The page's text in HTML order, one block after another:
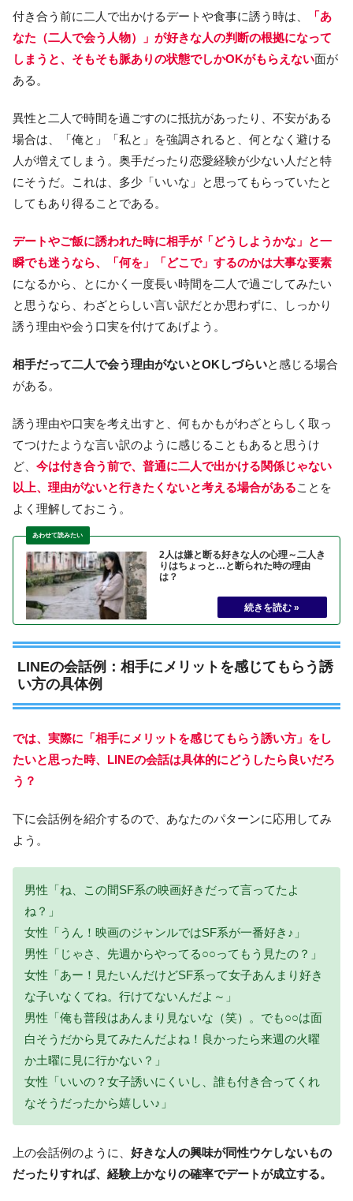
付き合う前に二人で出かけるデートや食事に誘う時は、
「あ
なた（二人で会う人物）」が好きな人の判断の根拠になって
しまうと、そもそも脈ありの状態でしかOKがもらえない面が
ある。
異性と二人で時間を過ごすのに抵抗があったり、不安がある
場合は、「俺と」「私と」を強調されると、何となく避ける
人が増えてしまう。奥手だったり恋愛経験が少ない人だと特
にそうだ。これは、多少「いいな」と思ってもらっていたと
してもあり得ることである。
デートやご飯に誘われた時に相手が「どうしようかな」と一
瞬でも迷うなら、「何を」「どこで」するのかは大事な要素
になるから、とにかく一度長い時間を二人で過ごしてみたい
と思うなら、わざとらしい言い訳だとか思わずに、しっかり
誘う理由や会う口実を付けてあげよう。
相手だって二人で会う理由がないとOKしづらいと感じる場合
がある。
誘う理由や口実を考え出すと、何もかもがわざとらしく取っ
てつけたような言い訳のように感じることもあると思うけ
ど、 今は付き合う前で、普通に二人で出かける関係じゃない
以上、理由がないと行きたくないと考える場合があることを
よく理解しておこう。
2人は嫌と断る好きな人の心理～二人き
りはちょっと…と断られた時の理由
は？
LINEの会話例：相手にメリットを感じてもらう誘
い方の具体例
では、実際に「相手にメリットを感じてもらう誘い方」をし
たいと思った時、LINEの会話は具体的にどうしたら良いだろ
う？
下に会話例を紹介するので、あなたのパターンに応用してみ
よう。
男性「ね、この間SF系の映画好きだって言ってたよ
ね？」
女性「うん！映画のジャンルではSF系が一番好き♪」
男性「じゃさ、先週からやってる○○ってもう見たの？」
女性「あー！見たいんだけどSF系って女子あんまり好き
な子いなくてね。行けてないんだよ～」
男性「俺も普段はあんまり見ないな（笑）。でも○○は面
白そうだから見てみたんだよね！良かったら来週の火曜
か土曜に見に行かない？」
女性「いいの？女子誘いにくいし、誰も付き合ってくれ
なそうだったから嬉しい♪」
上の会話例のように、 好きな人の興味が同性ウケしないもの
だったりすれば、経験上かなりの確率でデートが成立する。